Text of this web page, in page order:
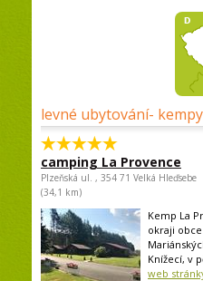
levné ubytování- kempy
camping La Provence
Plzeňská ul. , 354 71 Velká Hleďsebe
(34,1 km)
Kemp La
okraji
Knížecí, v
web